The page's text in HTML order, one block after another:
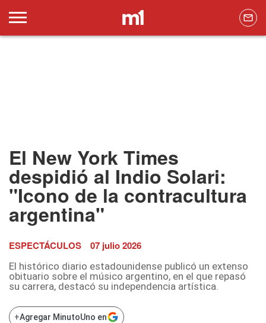
El New York Times
despidió al Indio Solari:
"Icono de la contracultura
argentina"
ESPECTÁCULOS 07 julio 2026
El histórico diario estadounidense publicó un extenso
obituario sobre el músico argentino, en el que repasó
su carrera, destacó su independencia artística.
+Agregar MinutoUno en